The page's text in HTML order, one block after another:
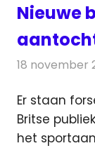
Nieuwe
18 november
Er staan
Britse
het